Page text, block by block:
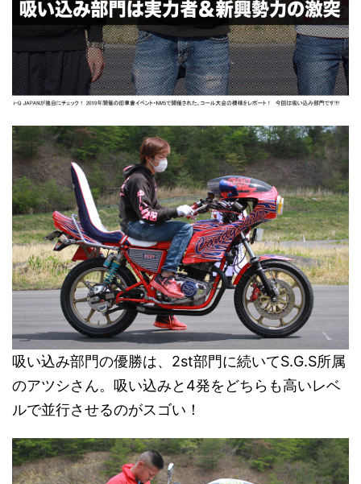
吸い込み部門の優勝は、2st部門に続いてS.G.S所属
のアツシさん。吸い込みと4発をどちらも高いレベ
ルで並行させるのがスゴい！